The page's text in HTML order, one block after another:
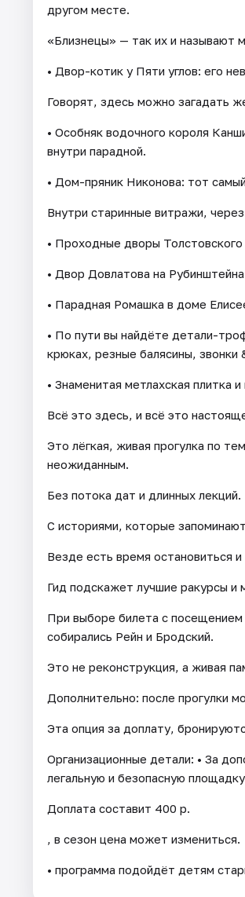
другом месте.
«Близнецы» — так их и называют
• Двор-котик у Пяти углов: его
Говорят, здесь можно загадать
• Особняк водочного короля
внутри парадной.
• Дом-пряник Никонова: тот
Внутри старинные витражи,
• Проходные дворы
• Двор Довлатова на
• Парадная Ромашка в доме
• По пути вы найдёте детали-
крюках, резные балясины,
• Знаменитая метлахская плитка
Всё это здесь, и всё это
Это лёгкая, живая прогулка по
неожиданным.
Без потока дат и длинных лекций.
С историями, которые
Везде есть время остановиться
Гид подскажет лучшие ракурсы и
При выборе билета с посещением
собирались Рейн и Бродский.
Это не реконструкция, а живая
Дополнительно: после прогулки
Эта опция за доплату,
Организационные детали: • За
легальную и безопасную
Доплата составит 400 р.
, в сезон цена может измениться.
• программа подойдёт детям